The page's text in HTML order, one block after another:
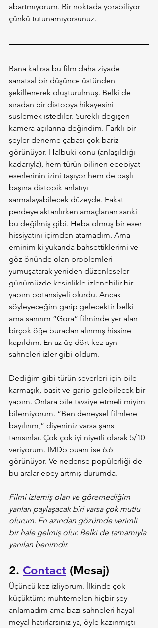
abartmıyorum. Bir noktada yorabiliyor
çünkü tutunamıyorsunuz.
Bana kalırsa bu film daha ziyade
sanatsal bir düşünce üstünden
şekillenerek oluşturulmuş. Belki de
sıradan bir distopya hikayesini
süslemek istediler. Sürekli değişen
kamera açılarına değindim. Farklı bir
şeyler deneme çabası çok bariz
görünüyor. Halbuki konu (anlaşıldığı
kadarıyla), hem türün bilinen edebiyat
eserlerinin izini taşıyor hem de başlı
başına distopik anlatıyı
sarmalayabilecek düzeyde. Fakat
perdeye aktarılırken amaçlanan sanki
bu değilmiş gibi. Heba olmuş bir eser
hissiyatını içimden atamadım. Ama
eminim ki yukarıda bahsettiklerimi ve
göz önünde olan problemleri
yumuşatarak yeniden düzenleseler
günümüzde kesinlikle izlenebilir bir
yapım potansiyeli olurdu. Ancak
söyleyeceğim garip gelecektir belki
ama sanırım “Gora” filminde yer alan
birçok öğe buradan alınmış hissine
kapıldım. En az üç-dört kez aynı
sahneleri izler gibi oldum.
Dediğim gibi türün severleri için bile
karmaşık, basit ve garip gelebilecek bir
yapım. Onlara bile tavsiye etmeli miyim
bilemiyorum. “Ben deneysel filmlere
bayılırım,” diyeniniz varsa şans
tanısınlar. Çok çok iyi niyetli olarak 5/10
veriyorum. IMDb puanı ise 6.6
görünüyor. Ve nedense popülerliği de
bu aralar epey artmış durumda.
Filmi izlemiş olan ve göremediğim
yanları paylaşacak biri varsa çok mutlu
olurum. En azından gözümde verimli
bir hale gelmiş olur. Belki de tamamıyla
yanılan benimdir.
2. Contact (Mesaj)
Üçüncü kez izliyorum. İlkinde çok
küçüktüm; muhtemelen hiçbir şey
anlamadım ama bazı sahneleri hayal
meyal hatırlarsınız ya, öyle kazınmıştı